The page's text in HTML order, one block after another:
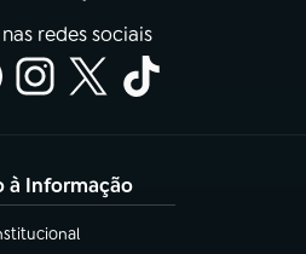
redes sociais
à Informação
em nova aba)